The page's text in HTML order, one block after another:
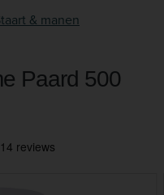
& manen
Paard 500